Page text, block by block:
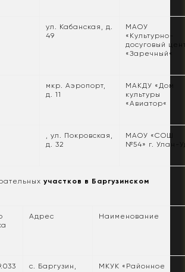
ул. Кабанская, д.
49
МАОУ
«Культурно-
досуговый
«Заречный«
мкр. Аэропорт,
д. 11
МАКДУ «Дом
культуры
«Авиатор«
, ул. Покровская,
д. 32
МАОУ «СОШ
№54» г. Улан-
участков в Баргузинском
Адрес Наименование
с. Баргузин,
МКУК «Районное